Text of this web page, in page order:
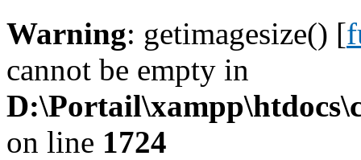
Warning: getimagesize() [
cannot be empty in
on line 1724